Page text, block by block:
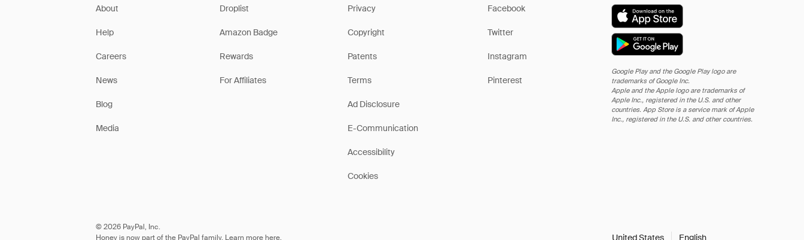
About
Help
Careers
News
Blog
Media
Droplist
Amazon Badge
Rewards
For Affiliates
Privacy
Copyright
Patents
Terms
Ad Disclosure
E-Communication
Accessibility
Cookies
Facebook
Twitter
Instagram
Pinterest
Google Play and the Google Play logo are
trademarks of Google Inc.
Apple and the Apple logo are trademarks of
Apple Inc., registered in the U.S. and other
countries. App Store is a service mark of Apple
Inc., registered in the U.S. and other countries.
© 2026 PayPal, Inc.
Honey is now part of the PayPal family. Learn more here. United States English